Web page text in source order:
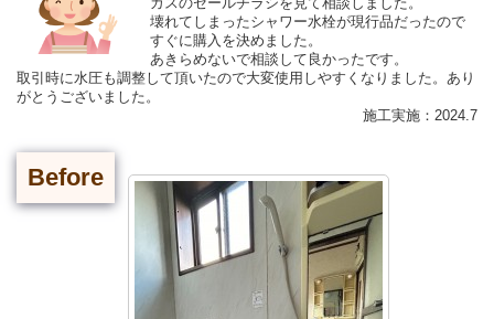
壊れてしまったシャワー水栓が現行品だったので
すぐに購入を決めました。
あきらめないで相談して良かったです。
取引時に水圧も調整して頂いたので大変使用しやすくなりました。あり
がとうございました。
施工実施：2024.7
Before